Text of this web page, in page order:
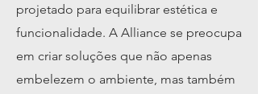
projetado para equilibrar estética e
funcionalidade. A Alliance se preocupa
em criar soluções que não apenas
embelezem o ambiente, mas também